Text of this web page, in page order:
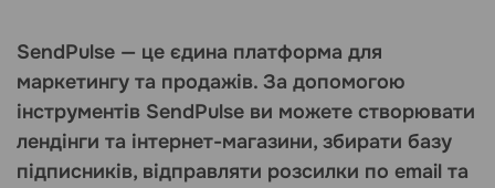
SendPulse — це єдина платформа для
маркетингу та продажів. За допомогою
інструментів SendPulse ви можете створювати
лендінги та інтернет-магазини, збирати базу
підписників, відправляти розсилки по email та